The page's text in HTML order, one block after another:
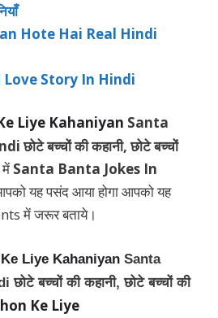
Hote Hai Real Hindi
Love Story In Hindi
Liye Kahaniyan Santa
बच्चों की कहानी, छोटे बच्चों
Santa Banta Jokes In
यह पसंद आया होगा आपको यह
में जरूर बताये।
Liye Kahaniyan Santa
बच्चों की कहानी, छोटे बच्चों की
Ke Liye